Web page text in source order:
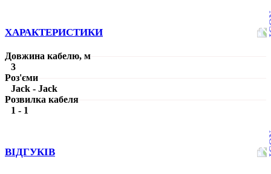
ХАРАКТЕРИСТИКИ
Довжина кабелю, м
3
Роз'єми
Jack - Jack
Розвилка кабеля
1 - 1
ВІДГУКІВ